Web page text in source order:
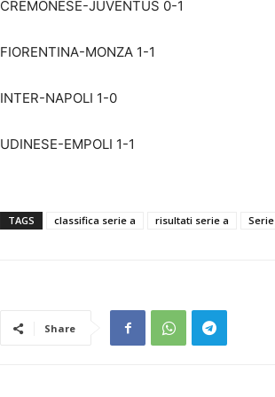
CREMONESE-JUVENTUS 0-1
FIORENTINA-MONZA 1-1
INTER-NAPOLI 1-0
UDINESE-EMPOLI 1-1
TAGS classifica serie a risultati serie a
Share